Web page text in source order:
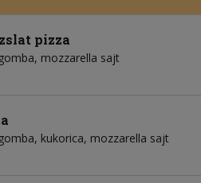
pizza
gomba mozzarella sajt
gomba kukorica mozzarella sajt